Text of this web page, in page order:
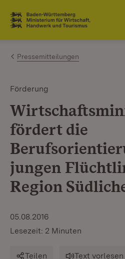
Zum Inhalt springen
Link zur Startseite
Pressemitteilungen
Förderung
fördert die
jungen
Region
05.08.2016
Lesezeit: 2 Minuten
Teilen Text vorlesen